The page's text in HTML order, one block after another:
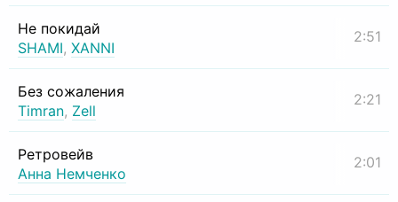
Не покидай
SHAMI, XANNI
2:51
Без сожаления
Timran, Zell
2:21
Ретровейв
Анна Немченко
2:01